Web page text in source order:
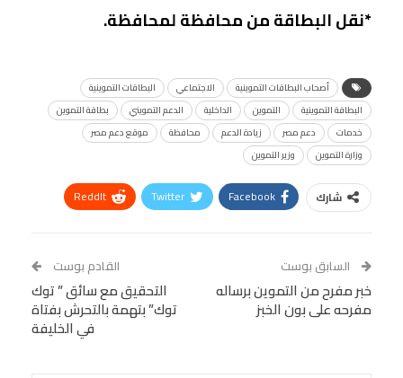
*نقل البطاقة من محافظة لمحافظة.
أصحاب البطاقات التموينية الاجتماعي
البطاقات التموينية
البطاقة التموينية
التموين الداخلية الدعم التمويني
بطاقة التموين
خدمات
دعم مصر زيادة الدعم محافظة
موقع دعم مصر
وزارة التموين
وزير التموين
شارك Facebook
Twitter
ReddIt
Tumblr
البريد الإلكتروني
StumbleUpon
VK
Digg
LINE
BlackBerry
Viber
السابق بوست
خبر مفرح من التموين برساله
مفرحه على بون الخبز
القادم بوست
التحقيق مع سائق ” توك
توك” بتهمة بالتحرش بفتاة
في الخليفة